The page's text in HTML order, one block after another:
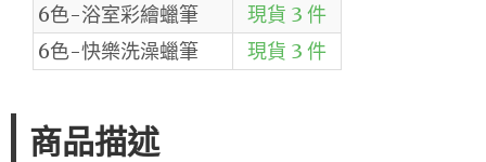
6色-浴室彩繪蠟筆
現貨 3 件
6色-快樂洗澡蠟筆
現貨 3 件
商品描述